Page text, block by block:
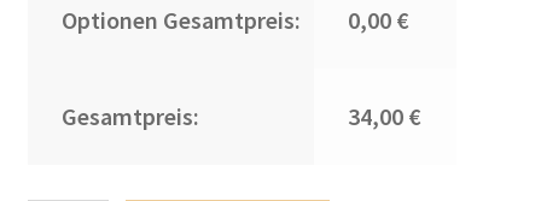
Optionen Gesamtpreis: 0,00 €
Gesamtpreis: 34,00 €